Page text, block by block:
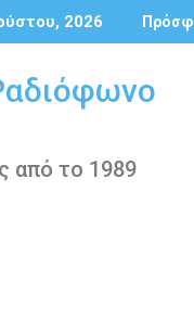
2026
από το 1989